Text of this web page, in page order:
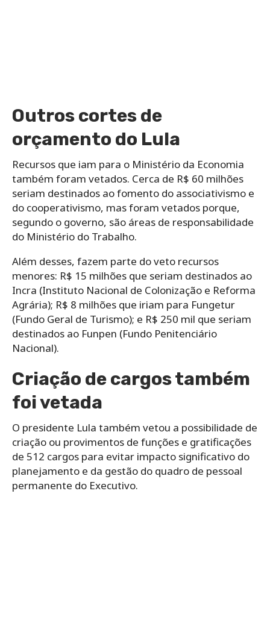
Outros cortes de
orçamento do Lula
Recursos que iam para o Ministério da Economia
também foram vetados. Cerca de R$ 60 milhões
seriam destinados ao fomento do associativismo e
do cooperativismo, mas foram vetados porque,
segundo o governo, são áreas de responsabilidade
do Ministério do Trabalho.
Além desses, fazem parte do veto recursos
menores: R$ 15 milhões que seriam destinados ao
Incra (Instituto Nacional de Colonização e Reforma
Agrária); R$ 8 milhões que iriam para Fungetur
(Fundo Geral de Turismo); e R$ 250 mil que seriam
destinados ao Funpen (Fundo Penitenciário
Nacional).
Criação de cargos também
foi vetada
O presidente Lula também vetou a possibilidade de
criação ou provimentos de funções e gratificações
de 512 cargos para evitar impacto significativo do
planejamento e da gestão do quadro de pessoal
permanente do Executivo.